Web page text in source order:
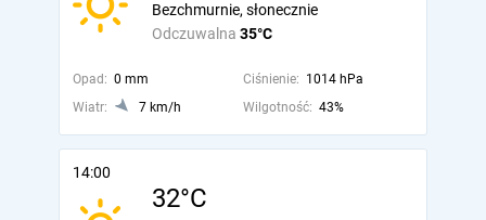
Odczuwalna 35°C
Bezchmurnie, słonecznie
Opad: 0 mm Ciśnienie: 1014 hPa
Wiatr:
7 km/h Wilgotność: 43%
14:00
32°C